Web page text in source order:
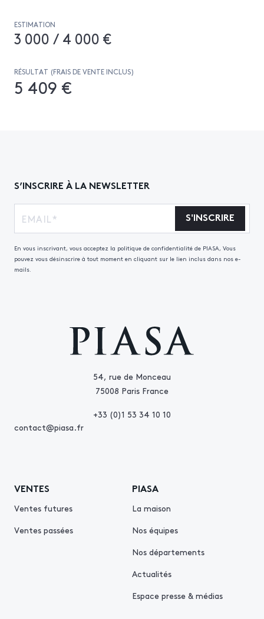
ESTIMATION
3 000 / 4 000 €
RÉSULTAT (FRAIS DE VENTE INCLUS)
5 409 €
54, rue de Monceau
75008 Paris France
+33 (0)1 53 34 10 10
contact@piasa.fr
VENTES
Ventes futures
Ventes passées
PIASA
La maison
Nos équipes
Nos départements
Actualités
Espace presse & médias
S’INSCRIRE À LA NEWSLETTER
S'INSCRIRE
En vous inscrivant, vous acceptez la politique de confidentialité de PIASA, Vous
pouvez vous désinscrire à tout moment en cliquant sur le lien inclus dans nos e-
mails.